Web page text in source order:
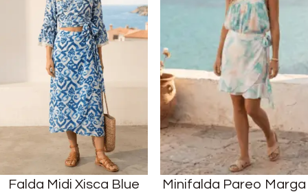
Falda Midi Xisca Blue
Minifalda Pareo Marga